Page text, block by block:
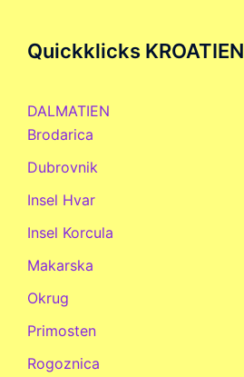
Quickklicks KROATIEN
DALMATIEN
Brodarica
Dubrovnik
Insel Hvar
Insel Korcula
Makarska
Okrug
Primosten
Rogoznica